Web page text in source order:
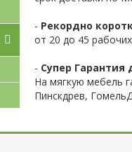
- Рекордно
от 20 до 45
- Супер Гарантия
На мягкую мебель
Пинскдрев,